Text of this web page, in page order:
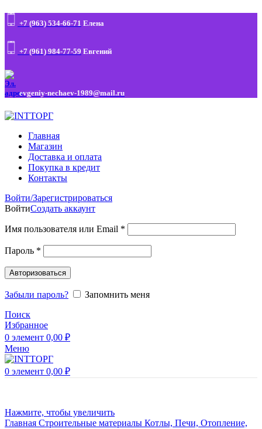
+7 (963) 534-66-71 Елена
+7 (961) 984-77-59 Евгений
evgeniy-nechaev-1989@mail.ru
Главная
Магазин
Доставка и оплата
Покупка в кредит
Контакты
Войти/Зарегистрироваться
ВойтиСоздать аккаунт
Имя пользователя или Email *
Пароль *
Авторизоваться
Забыли пароль?
Запомнить меня
Поиск
Избранное
0 элемент 0,00 ₽
Меню
0 элемент 0,00 ₽
Нажмите, чтобы увеличить
Главная Строительные материалы Котлы, Печи, Отопление,